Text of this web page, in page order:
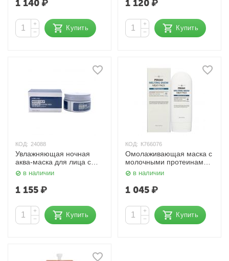
1 140₽
+
−
Купить
1 120₽
+
−
Купить
КОД: 24088
Увлажняющая ночная
аква-маска для лица с
пептидами 100 мл
Lebelage
в наличии
1 155₽
+
−
Купить
КОД: К766076
Омолаживающая маска с
молочными протеинами
Melting Snow Milky Pack
150 мл PEKAH
в наличии
1 045₽
+
−
Купить